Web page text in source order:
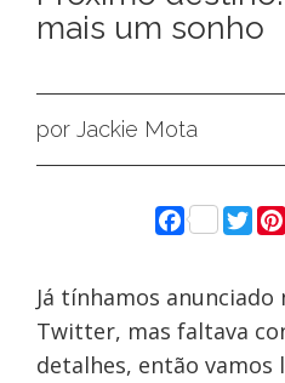
mais um sonho
por Jackie Mota
Já tínhamos anunciado
Twitter, mas faltava
detalhes, então vamos